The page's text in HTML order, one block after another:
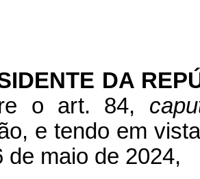
DA
o art. 84,
e tendo em
de maio de 2024,